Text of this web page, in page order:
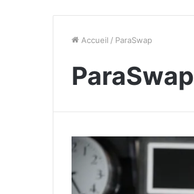
Accueil / ParaSwap
ParaSwap